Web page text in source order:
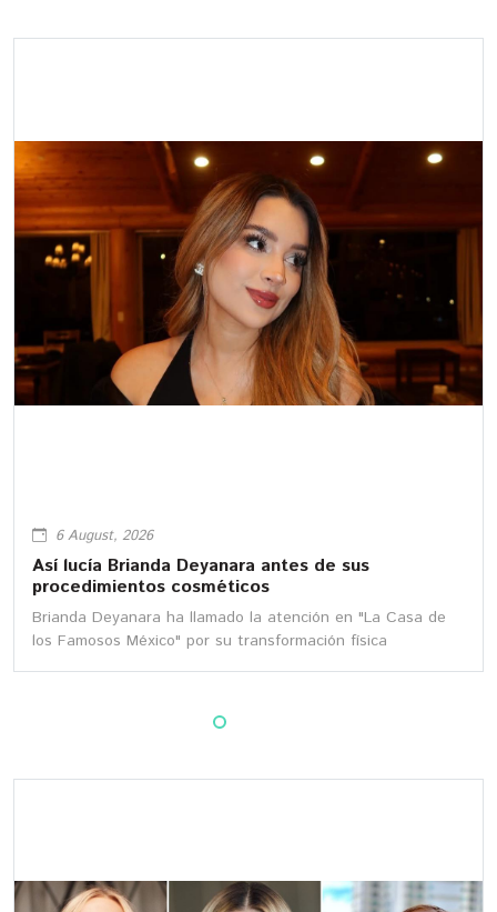
6 August, 2026
Así lucía Brianda Deyanara antes de sus
procedimientos cosméticos
Brianda Deyanara ha llamado la atención en "La Casa de
los Famosos México" por su transformación física